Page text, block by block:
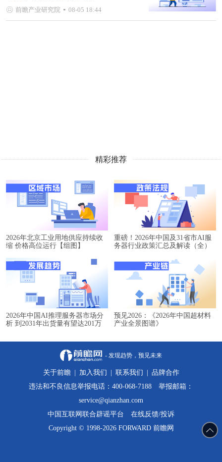
前瞻产业研究院 08-05 18:44
精彩推荐
2026年北京工业用地供应持续收
缩 价格高位运行【组图】
重磅！2026年中国及31省市AI服
务器行业政策汇总及解读（全）
2026年中国AI推理服务器市场分
析 到2031年出货量有望达201万
预见2026：《2026年中国超材料
产业全景图谱》
- 发现趋势，预见未来
关于前瞻 加入我们 联系我们
品牌合作
违法和不良信息举报电话：400-068-7188 举报邮箱：
service@qianzhan.com
中国互联网联合辟谣平台
在线反馈/投诉
Copyright © 1998-2026 FORWARD 前瞻网